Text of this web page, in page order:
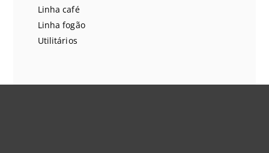
Linha café
Linha fogão
Utilitários